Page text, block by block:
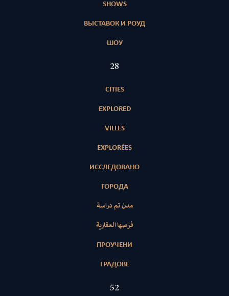
SHOWS
ВЫСТАВОК И РОУД
ШОУ
28
CITIES
EXPLORED
VILLES
EXPLORÉES
ИССЛЕДОВАНО
ГОРОДА
مدن تم دراسة
فرصها العقارية
ПРОУЧЕНИ
ГРАДОВЕ
52